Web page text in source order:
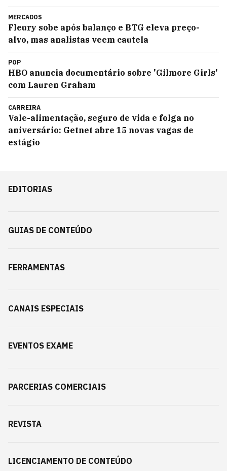
MERCADOS
Fleury sobe após balanço e BTG eleva preço-
alvo, mas analistas veem cautela
POP
HBO anuncia documentário sobre 'Gilmore Girls'
com Lauren Graham
CARREIRA
Vale-alimentação, seguro de vida e folga no
aniversário: Getnet abre 15 novas vagas de
estágio
EDITORIAS
GUIAS DE CONTEÚDO
FERRAMENTAS
CANAIS ESPECIAIS
EVENTOS EXAME
PARCERIAS COMERCIAIS
REVISTA
LICENCIAMENTO DE CONTEÚDO